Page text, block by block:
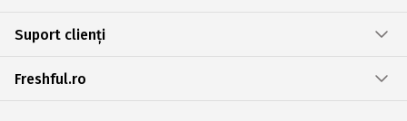
Suport clienți
Freshful.ro